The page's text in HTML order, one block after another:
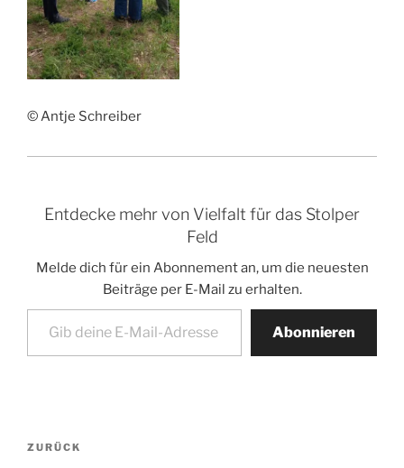
© Antje Schreiber
Entdecke mehr von Vielfalt für das Stolper
Feld
Melde dich für ein Abonnement an, um die neuesten
Beiträge per E-Mail zu erhalten.
Gib deine E-Mail-Adresse ein ...
Abonnieren
Beitragsnavigation
Vorheriger
ZURÜCK